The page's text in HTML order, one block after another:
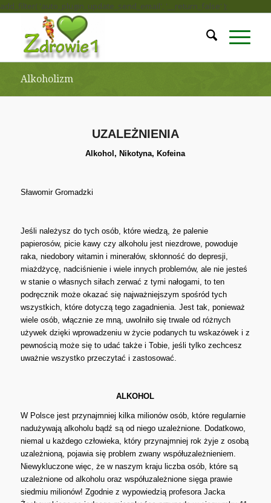
add_filter( 'auto_plugin_update_send_email', '__return_false' );
Alkoholizm
UZALEŻNIENIA
Alkohol, Nikotyna, Kofeina
Sławomir Gromadzki
Jeśli należysz do tych osób, które wiedzą, że palenie
papierosów, picie kawy czy alkoholu jest niezdrowe, powoduje
raka, niedobory witamin i minerałów, skłonność do depresji,
miażdżycę, nadciśnienie i wiele innych problemów, ale nie jesteś
w stanie o własnych siłach zerwać z tymi nałogami, to ten
podręcznik może okazać się najważniejszym spośród tych
wszystkich, które dotyczą tego zagadnienia. Jest tak, ponieważ
wiele osób, włącznie ze mną, uwolniło się trwale od różnych
używek dzięki wprowadzeniu w życie podanych tu wskazówek i z
pewnością może się to udać także i Tobie, jeśli tylko zechcesz
uważnie wszystko przeczytać i zastosować.
ALKOHOL
W Polsce jest przynajmniej kilka milionów osób, które regularnie
nadużywają alkoholu bądź są od niego uzależnione. Dodatkowo,
niemal u każdego człowieka, który przynajmniej rok żyje z osobą
uzależnioną, pojawia się problem zwany współuzależnieniem.
Niewykluczone więc, że w naszym kraju liczba osób, które są
uzależnione od alkoholu oraz współuzależnione sięga prawie
siedmiu milionów! Zgodnie z wypowiedzią profesora Jacka